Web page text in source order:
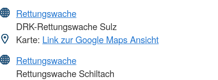
Rettungswache
DRK-Rettungswache Sulz
Karte: Link zur Google Maps Ansicht
Rettungswache
Rettungswache Schiltach